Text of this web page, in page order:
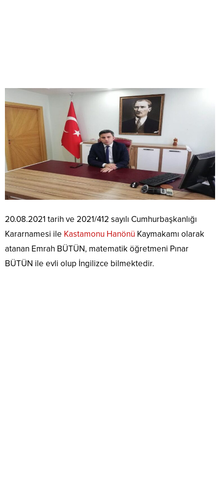
20.08.2021 tarih ve 2021/412 sayılı Cumhurbaşkanlığı
Kararnamesi ile Kastamonu Hanönü Kaymakamı olarak
atanan Emrah BÜTÜN, matematik öğretmeni Pınar
BÜTÜN ile evli olup İngilizce bilmektedir.